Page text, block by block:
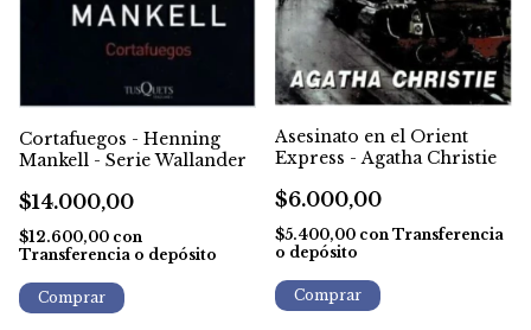
Cortafuegos - Henning
Mankell - Serie Wallander
$14.000,00
$12.600,00 con
Transferencia o depósito
Asesinato en el Orient
Express - Agatha Christie
$6.000,00
$5.400,00 con Transferencia
o depósito